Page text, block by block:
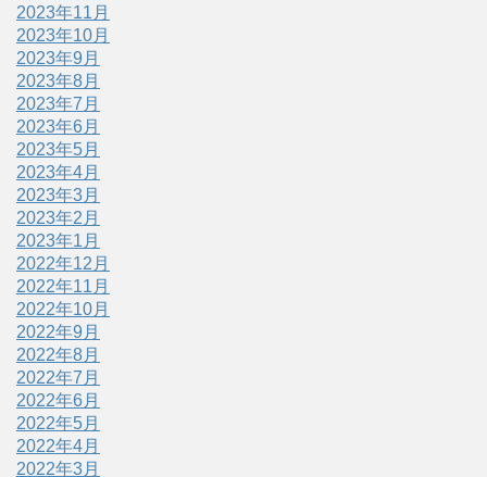
2023年11月
2023年10月
2023年9月
2023年8月
2023年7月
2023年6月
2023年5月
2023年4月
2023年3月
2023年2月
2023年1月
2022年12月
2022年11月
2022年10月
2022年9月
2022年8月
2022年7月
2022年6月
2022年5月
2022年4月
2022年3月